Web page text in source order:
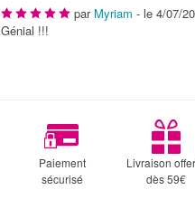
par Myriam - le 4/07/
Génial !!!
Paiement
sécurisé
Livraison
dès 59€